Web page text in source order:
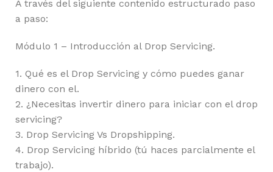
A través del siguiente contenido estructurado paso
a paso:
Módulo 1 – Introducción al Drop Servicing.
1. Qué es el Drop Servicing y cómo puedes ganar
dinero con el.
2. ¿Necesitas invertir dinero para iniciar con el drop
servicing?
3. Drop Servicing Vs Dropshipping.
4. Drop Servicing híbrido (tú haces parcialmente el
trabajo).